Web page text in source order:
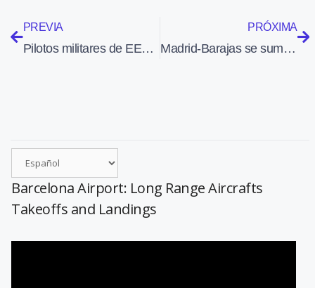
PREVIA
Pilotos militares de EEUU utilizarán el iPad
PRÓXIMA
Madrid-Barajas se suma al proyecto ‘Aeropuertos Verdes’ de la Fundación Aena dirigido a alumnos de Primaria
Barcelona Airport: Long Range Aircrafts
Takeoffs and Landings